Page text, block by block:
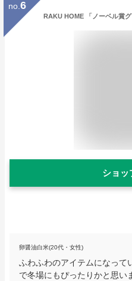
no. 6
ショッ
卵醤油白米(20代・女性)
ふわふわのアイテムになって
で冬場にもぴったりかと思い